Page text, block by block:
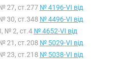
27, ст.277 № 4196-VI від
30, ст.348 № 4496-VI від
№ 2, ст.4 № 4652-VI від
21, ст.208 № 5029-VI від
23, ст.218 № 5038-VI від